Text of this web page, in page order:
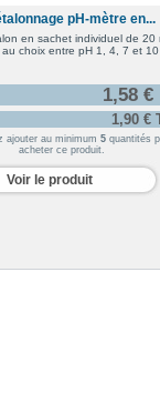
pH-mètre en...
en sachet individuel de 20
choix entre pH 1, 4, 7 et 10
1,58 €
1,90 €
ajouter au minimum 5 quantités
acheter ce produit.
Voir le produit